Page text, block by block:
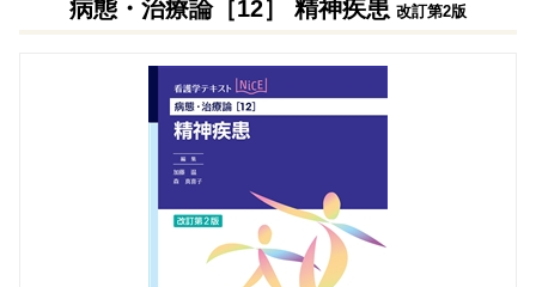
病態・治療論［12］ 精神疾患 改訂第2版